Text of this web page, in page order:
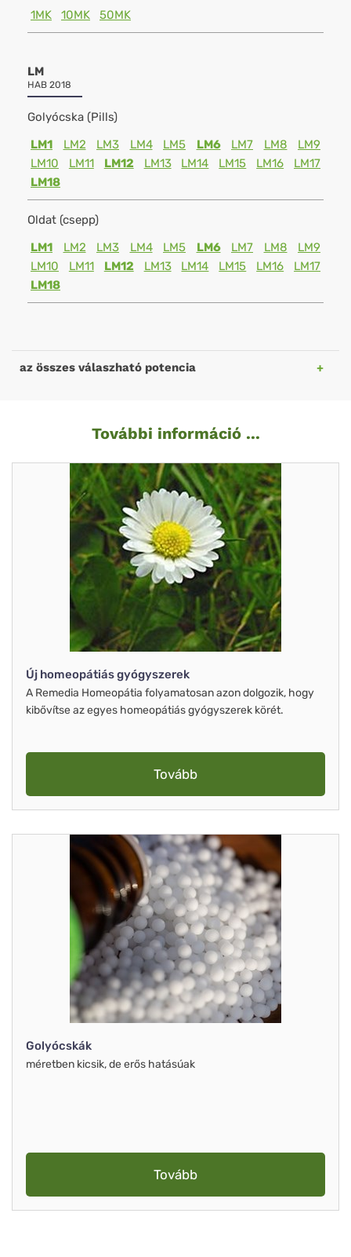
1MK
10MK 50MK
LM
HAB 2018
Golyócska (Pills)
LM1
LM2 LM3 LM4 LM5 LM6 LM7 LM8
LM9
LM10
LM11 LM12 LM13 LM14 LM15 LM16
LM17
LM18
Oldat (csepp)
LM1
LM2 LM3 LM4 LM5 LM6 LM7 LM8
LM9
LM10
LM11 LM12 LM13 LM14 LM15 LM16
LM17
LM18
az összes válaszható potencia
További információ ...
Új homeopátiás gyógyszerek
A Remedia Homeopátia folyamatosan azon dolgozik, hogy
kibővítse az egyes homeopátiás gyógyszerek körét.
Tovább
Golyócskák
méretben kicsik, de erős hatásúak
Tovább